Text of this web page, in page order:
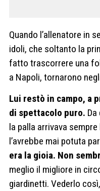
Quando l’allenatore in
idoli, che soltanto la
fatto trascorrere una
a Napoli, tornarono
Lui restò in campo, a
di spettacolo puro.
la palla arrivava
l’avrebbe mai potuta
era la gioia. Non
meglio il migliore in
giardinetti. Vederlo